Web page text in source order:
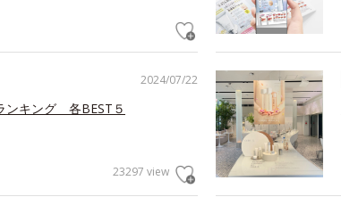
2024/07/22
ンキング 各BEST５
23297 view